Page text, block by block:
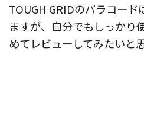
TOUGH GRIDのパラコー
ますが、自分でもしっかり
めてレビューしてみたいと